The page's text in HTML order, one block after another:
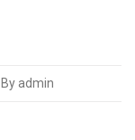
By admin